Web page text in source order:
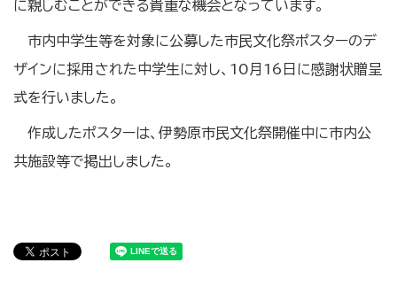
に親しむことができる貴重な機会となっています。
市内中学生等を対象に公募した市民文化祭ポスターのデ
ザインに採用された中学生に対し、10月16日に感謝状贈呈
式を行いました。
作成したポスターは、伊勢原市民文化祭開催中に市内公
共施設等で掲出しました。